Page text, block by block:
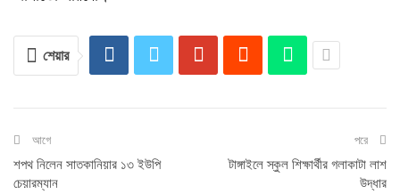
শেয়ার
আগে
শপথ নিলেন সাতকানিয়ার ১৩ ইউপি
চেয়ারম্যান
পরে
টাঙ্গাইলে স্কুল শিক্ষার্থীর গলাকাটা লাশ
উদ্ধার